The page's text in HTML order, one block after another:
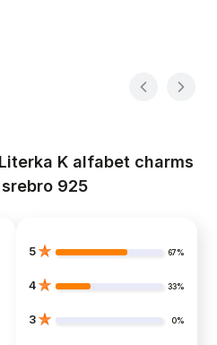
K alfabet charms
925
5 67%
4 33%
3 0%